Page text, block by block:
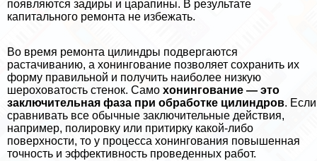
появляются задиры и царапины. В результате
капитального ремонта не избежать.
Во время ремонта цилиндры подвергаются
растачиванию, а хонингование позволяет сохранить их
форму правильной и получить наиболее низкую
шероховатость стенок. Само хонингование — это
заключительная фаза при обработке цилиндров. Если
сравнивать все обычные заключительные действия,
например, полировку или притирку какой-либо
поверхности, то у процесса хонингования повышенная
точность и эффективность проведенных работ.